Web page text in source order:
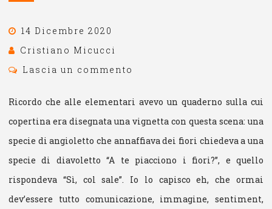
14 Dicembre 2020
Cristiano Micucci
Lascia un commento
Ricordo che alle elementari avevo un quaderno sulla cui
copertina era disegnata una vignetta con questa scena: una
specie di angioletto che annaffiava dei fiori chiedeva a una
specie di diavoletto “A te piacciono i fiori?”, e quello
rispondeva “Sì, col sale”. Io lo capisco eh, che ormai
dev’essere tutto comunicazione, immagine, sentiment,